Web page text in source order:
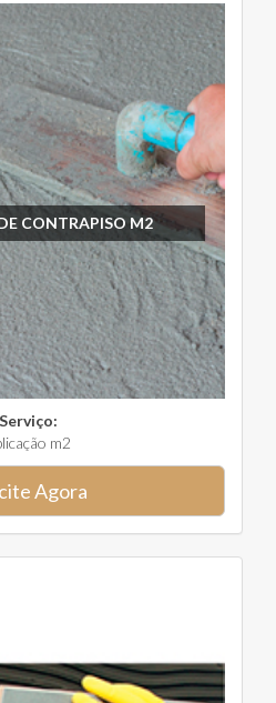
CONTRAPISO M2
Serviço:
m2
Agora